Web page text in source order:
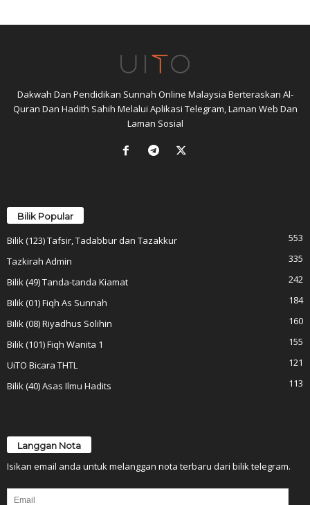
Dakwah Dan Pendidikan Sunnah Online Malaysia Berteraskan Al-
Quran Dan Hadith Sahih Melalui Aplikasi Telegram, Laman Web Dan
Laman Sosial
Bilik Popular
Bilik (123) Tafsir, Tadabbur dan Tazakkur
553
Tazkirah Admin
335
Bilik (49) Tanda-tanda Kiamat
242
Bilik (01) Fiqh As Sunnah
184
Bilik (08) Riyadhus Solihin
160
Bilik (101) Fiqh Wanita 1
155
UiTO Bicara THTL
121
Bilik (40) Asas Ilmu Hadits
113
Langgan Nota
Isikan email anda untuk melanggan nota terbaru dari bilik telegram.
Email